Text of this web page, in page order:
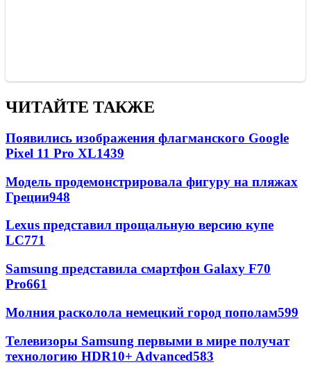
ЧИТАЙТЕ ТАКЖЕ
Появились изображения флагманского Google
Pixel 11 Pro XL1439
Модель продемонстрировала фигуру на пляжах
Греции948
Lexus представил прощальную версию купе
LC771
Samsung представила смартфон Galaxy F70
Pro661
Молния расколола немецкий город пополам599
Телевизоры Samsung первыми в мире получат
технологию HDR10+ Advanced583